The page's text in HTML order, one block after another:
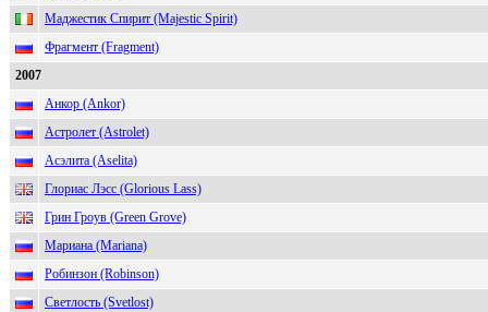
Маджестик Спирит (Majestic Spirit)
Фрагмент (Fragment)
2007
Анкор (Ankor)
Астролет (Astrolet)
Асэлита (Aselita)
Глориас Лэсс (Glorious Lass)
Грин Гроув (Green Grove)
Мариана (Mariana)
Робинзон (Robinson)
Светлость (Svetlost)